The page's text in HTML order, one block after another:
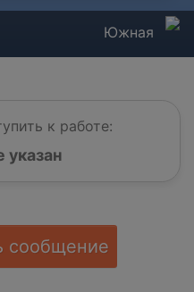
Южная
к работе:
указан
сообщение